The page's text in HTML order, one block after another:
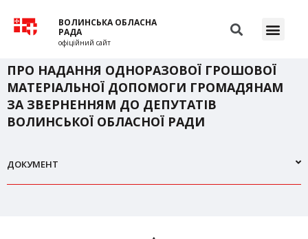
ВОЛИНСЬКА ОБЛАСНА
РАДА
офіційний сайт
ПРО НАДАННЯ ОДНОРАЗОВОЇ ГРОШОВОЇ
МАТЕРІАЛЬНОЇ ДОПОМОГИ ГРОМАДЯНАМ
ЗА ЗВЕРНЕННЯМ ДО ДЕПУТАТІВ
ВОЛИНСЬКОЇ ОБЛАСНОЇ РАДИ
ДОКУМЕНТ